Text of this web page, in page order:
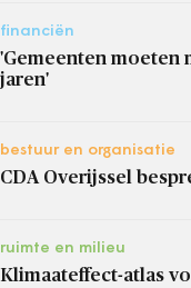
financiën
'Gemeenten moeten
jaren'
bestuur en organisatie
CDA Overijssel
ruimte en milieu
Klimaateffect-atlas